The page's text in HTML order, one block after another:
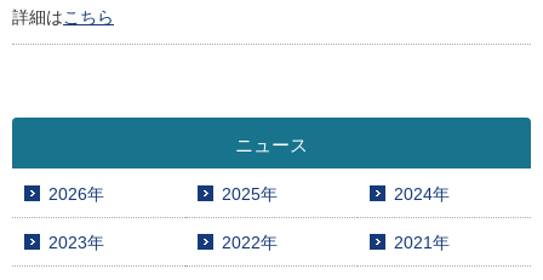
詳細はこちら
ニュース
2026年 2025年 2024年
2023年 2022年 2021年